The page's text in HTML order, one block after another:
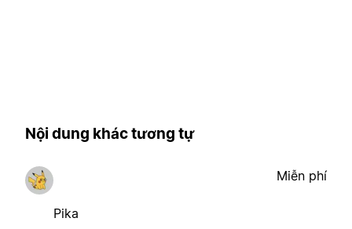
Nội dung khác tương tự
Pika
Miễn phí